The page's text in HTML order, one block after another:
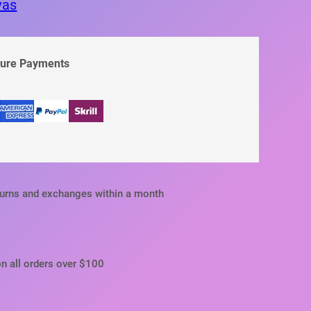
Payments
and exchanges within a month
all orders over $100